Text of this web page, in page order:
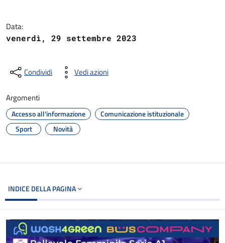
Data:
venerdì, 29 settembre 2023
Condividi Vedi azioni
Argomenti
Accesso all'informazione
Comunicazione istituzionale
Sport
Novità
INDICE DELLA PAGINA